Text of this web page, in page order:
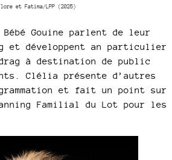
et Fatima/LPP (2025)
Bébé Gouine parlent de leur
et développent an particulier
à destination de public
Clélia présente d’autres
et fait un point sur
Familial du Lot pour les